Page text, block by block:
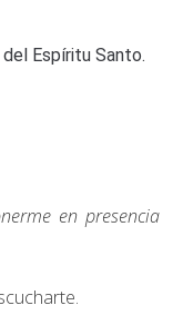
Espíritu Santo.
en presencia